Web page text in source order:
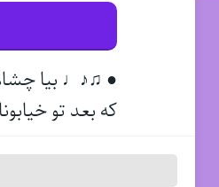
● ♫♪♩ بیا
که بعد تو